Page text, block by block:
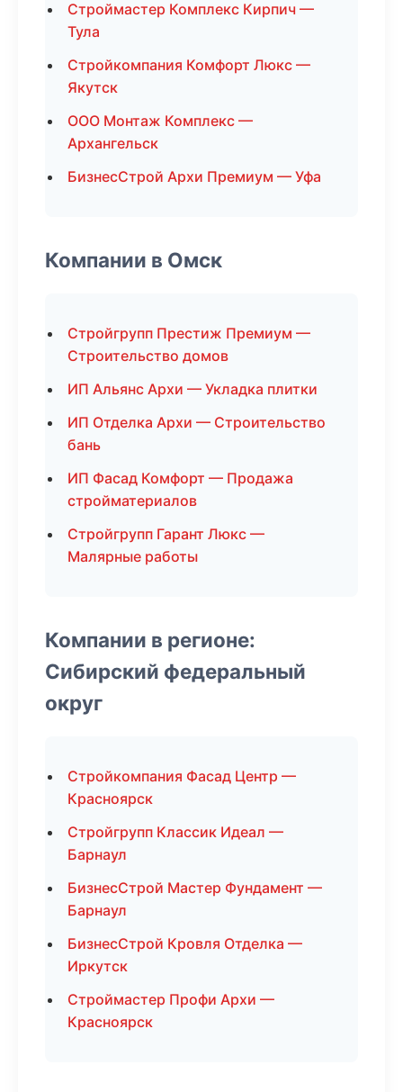
Строймастер Комплекс Кирпич —
Тула
Стройкомпания Комфорт Люкс —
Якутск
ООО Монтаж Комплекс —
Архангельск
БизнесСтрой Архи Премиум — Уфа
Компании в Омск
Стройгрупп Престиж Премиум —
Строительство домов
ИП Альянс Архи — Укладка плитки
ИП Отделка Архи — Строительство
бань
ИП Фасад Комфорт — Продажа
стройматериалов
Стройгрупп Гарант Люкс —
Малярные работы
Компании в регионе:
Сибирский федеральный
округ
Стройкомпания Фасад Центр —
Красноярск
Стройгрупп Классик Идеал —
Барнаул
БизнесСтрой Мастер Фундамент —
Барнаул
БизнесСтрой Кровля Отделка —
Иркутск
Строймастер Профи Архи —
Красноярск